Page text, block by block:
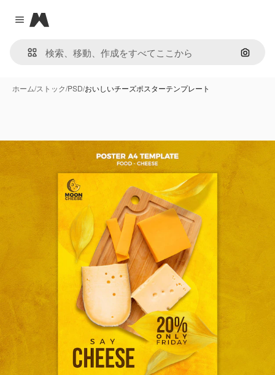
Close menu
Magnific
画像で
ホーム/ストック/PSD/おいしいチーズポスターテンプレート